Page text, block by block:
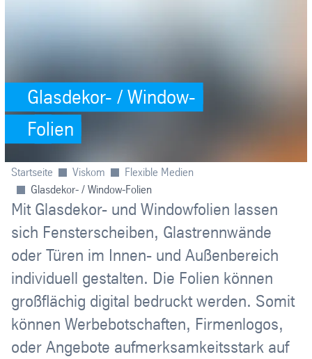
Glasdekor- / Window-
Folien
Startseite Viskom
Flexible Medien
Glasdekor- / Window-Folien
Mit Glasdekor- und Windowfolien lassen
sich Fensterscheiben, Glastrennwände
oder Türen im Innen- und Außenbereich
individuell gestalten. Die Folien können
großflächig digital bedruckt werden. Somit
können Werbebotschaften, Firmenlogos,
oder Angebote aufmerksamkeitsstark auf